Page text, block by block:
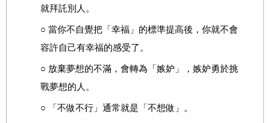
就拜託別人。
○ 當你不自覺把「幸福」的標準提高後，你就不會
容許自己有幸福的感受了。
○ 放棄夢想的不滿，會轉為「嫉妒」，嫉妒勇於挑
戰夢想的人。
○ 「不做不行」通常就是「不想做」。